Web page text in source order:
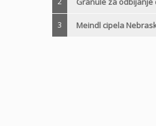
3 Meindl cipela